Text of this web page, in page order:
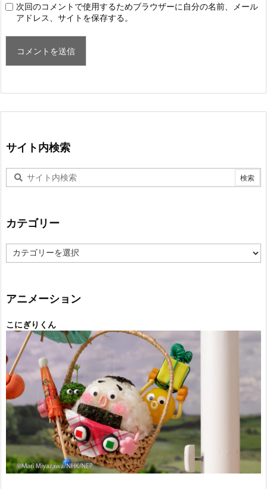
次回のコメントで使用するためブラウザーに自分の名前、メール
アドレス、サイトを保存する。
サイト内検索
カテゴリー
テ
ー
アニメーション
こにぎりくん